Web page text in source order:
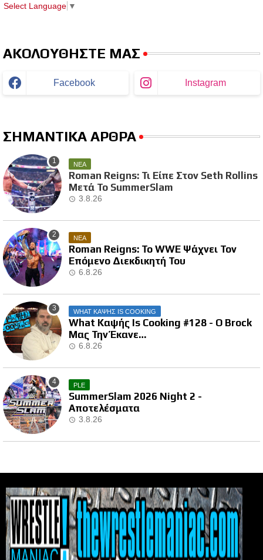
Select Language ▼
ΑΚΟΛΟΥΘΗΣΤΕ ΜΑΣ
Facebook Instagram
ΣΗΜΑΝΤΙΚΑ ΑΡΘΡΑ
ΝΕΑ
Roman Reigns: Τι Είπε Στον Seth Rollins
Μετά Το SummerSlam
3.8.26
ΝΕΑ
Roman Reigns: Το WWE Ψάχνει Τον
Επόμενο Διεκδικητή Του
6.8.26
WHAT ΚΑΨΗΣ IS COOKING
What Καψής Is Cooking #128 - Ο Brock
Μας Την Έκανε…
6.8.26
PLE
SummerSlam 2026 Night 2 -
Αποτελέσματα
3.8.26